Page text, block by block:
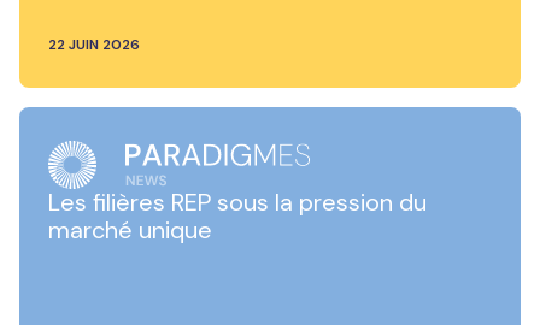
22 JUIN 2026
Les filières REP sous la pression du
marché unique